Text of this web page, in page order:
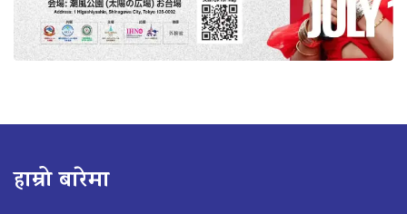
हाम्रो बारेमा